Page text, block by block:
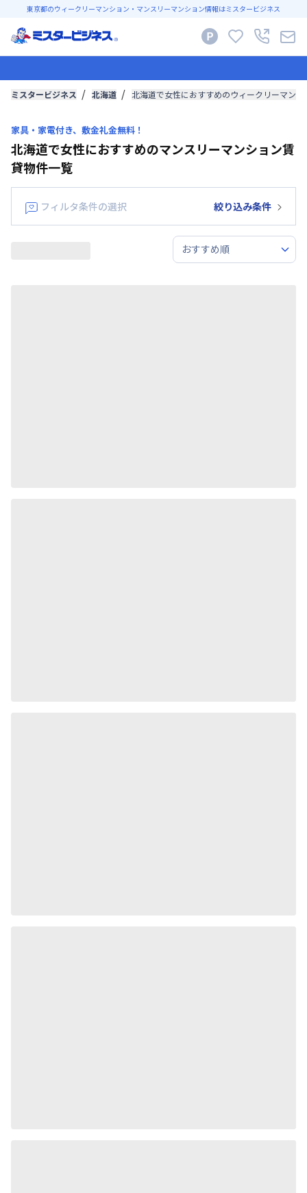
東京都のウィークリーマンション・マンスリーマンション情報はミスタービジネス
ミスタービジネス 北海道 北海道で女性におすすめのウィークリーマン
家具・家電付き、敷金礼金無料！
北海道で女性におすすめのマンスリーマンション賃
貸物件一覧
フィルタ条件の選択 絞り込み条件